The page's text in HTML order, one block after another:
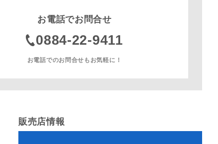
お電話でお問合せ
0884-22-9411
お電話でのお問合せもお気軽に！
販売店情報